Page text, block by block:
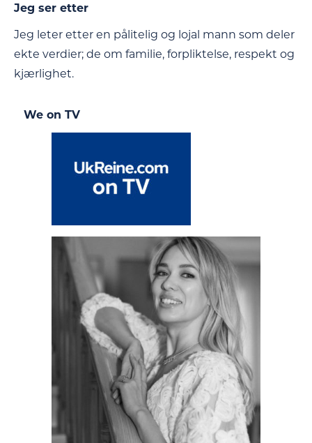
Jeg ser etter
Jeg leter etter en pålitelig og lojal mann som deler
ekte verdier; de om familie, forpliktelse, respekt og
kjærlighet.
We on TV